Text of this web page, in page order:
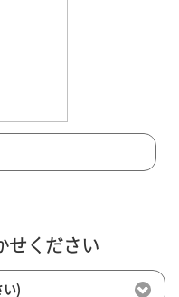
せください
い)